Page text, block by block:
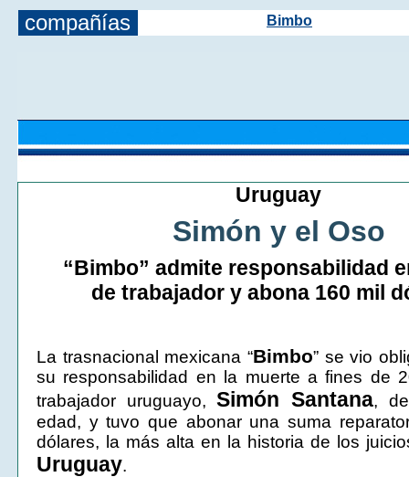
compañías Bimbo
Uruguay
Simón y el Oso
“Bimbo” admite responsabilidad
de trabajador y abona 160 mil
La trasnacional mexicana “Bimbo” se vio
su responsabilidad en la muerte a fines de
trabajador uruguayo,Simón Santana,
edad, y tuvo que abonar una suma
dólares, la más alta en la historia de los
Uruguay.